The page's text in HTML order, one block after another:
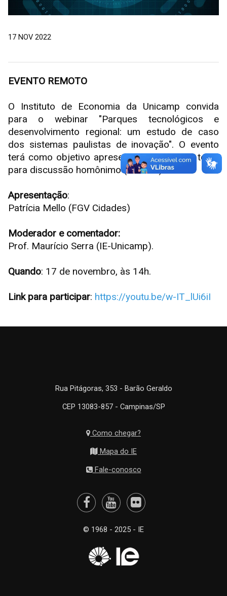
17 NOV 2022
EVENTO REMOTO
O Instituto de Economia da Unicamp convida
para o webinar "Parques tecnológicos e
desenvolvimento regional: um estudo de caso
dos sistemas paulistas de inovação". O evento
terá como objetivo apresentar e debater o texto
para discussão homônimo (TD 349).
Apresentação:
Patrícia Mello (FGV Cidades)
Moderador e comentador:
Prof. Maurício Serra (IE-Unicamp).
Quando: 17 de novembro, às 14h.
Link para participar: https://youtu.be/w-IT_lUi6iI
Rua Pitágoras, 353 - Barão Geraldo
CEP 13083-857 - Campinas/SP
Como chegar?
Mapa do IE
Fale-conosco
© 1968 - 2025 - IE